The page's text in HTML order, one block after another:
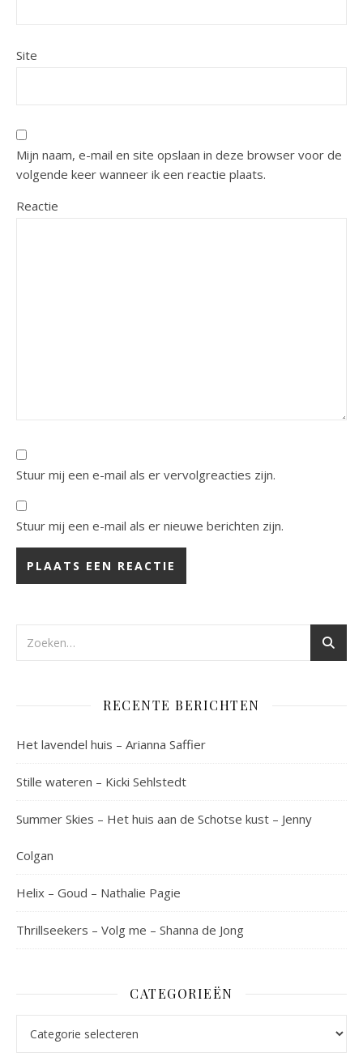
Site
Mijn naam, e-mail en site opslaan in deze browser voor de
volgende keer wanneer ik een reactie plaats.
Reactie
Stuur mij een e-mail als er vervolgreacties zijn.
Stuur mij een e-mail als er nieuwe berichten zijn.
RECENTE BERICHTEN
Het lavendel huis – Arianna Saffier
Stille wateren – Kicki Sehlstedt
Summer Skies – Het huis aan de Schotse kust – Jenny
Colgan
Helix – Goud – Nathalie Pagie
Thrillseekers – Volg me – Shanna de Jong
CATEGORIEËN